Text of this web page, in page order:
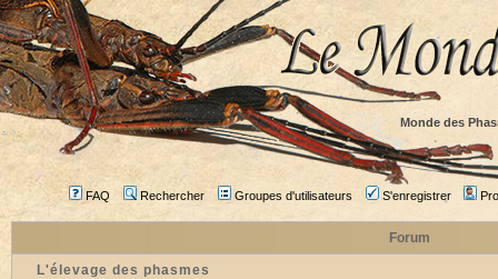
Monde des
FAQ Rechercher Groupes d'utilisateurs S'enregistrer
Forum
L'élevage des phasmes